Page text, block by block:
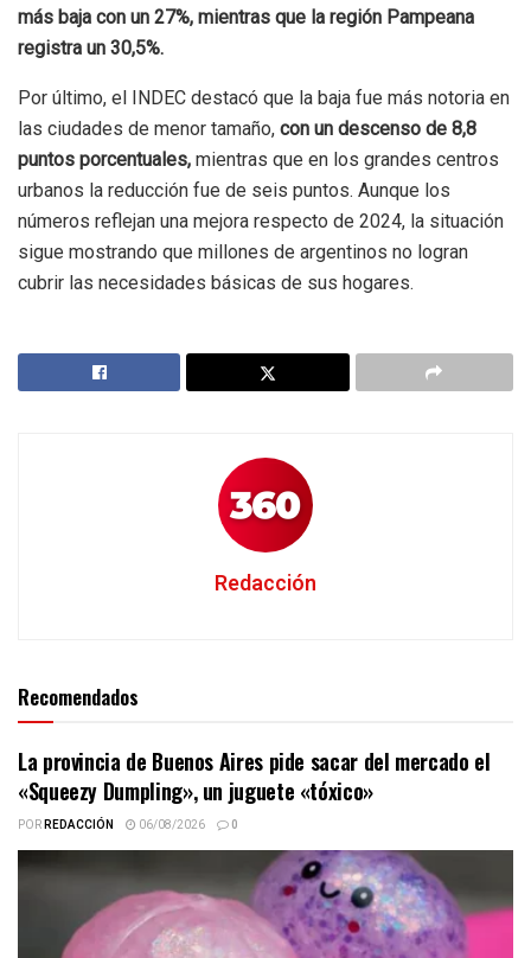
más baja con un 27%, mientras que la región Pampeana
registra un 30,5%.
Por último, el INDEC destacó que la baja fue más notoria en
las ciudades de menor tamaño, con un descenso de 8,8
puntos porcentuales, mientras que en los grandes centros
urbanos la reducción fue de seis puntos. Aunque los
números reflejan una mejora respecto de 2024, la situación
sigue mostrando que millones de argentinos no logran
cubrir las necesidades básicas de sus hogares.
Redacción
Recomendados
La provincia de Buenos Aires pide sacar del mercado el
«Squeezy Dumpling», un juguete «tóxico»
PORREDACCIÓN 06/08/2026 0